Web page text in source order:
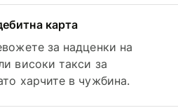
карта
за надценки на
високи такси за
харчите в чужбина.